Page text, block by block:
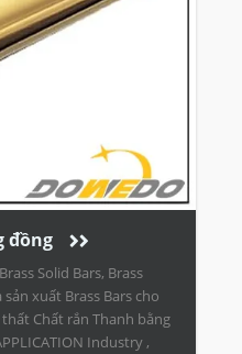
đồng
Solid Bars, Brass
xuất Brass Bars cho
Chất rắn Thanh bằng
Industry ,